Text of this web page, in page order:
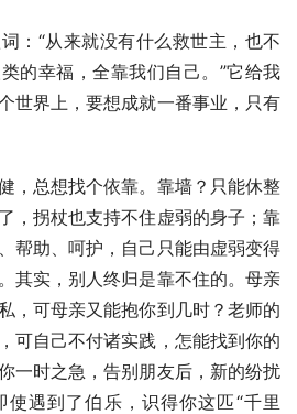
：“从来就没有什么救世主，也不
的幸福，全靠我们自己。”它给我
世界上，要想成就一番事业，只有
，总想找个依靠。靠墙？只能休整
，拐杖也支持不住虚弱的身子；靠
帮助、呵护，自己只能由虚弱变得
其实，别人终归是靠不住的。母亲
，可母亲又能抱你到几时？老师的
可自己不付诸实践，怎能找到你的
一时之急，告别朋友后，新的纷扰
遇到了伯乐，识得你这匹“千里